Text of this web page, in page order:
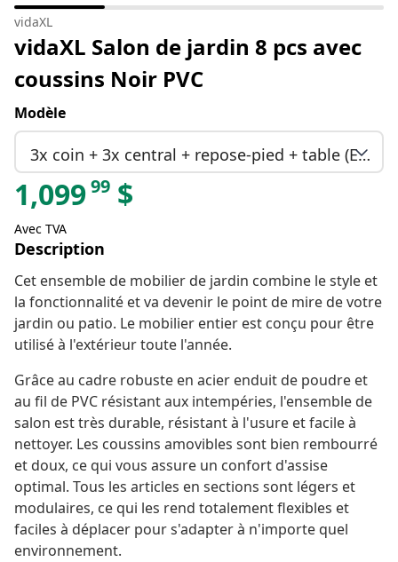
vidaXL
vidaXL Salon de jardin 8 pcs avec
coussins Noir PVC
Modèle
3x coin + 3x central + repose-pied + table (En rupture de stock)
1,09999 $
Avec TVA
Description
Cet ensemble de mobilier de jardin combine le style et
la fonctionnalité et va devenir le point de mire de votre
jardin ou patio. Le mobilier entier est conçu pour être
utilisé à l'extérieur toute l'année.
Grâce au cadre robuste en acier enduit de poudre et
au fil de PVC résistant aux intempéries, l'ensemble de
salon est très durable, résistant à l'usure et facile à
nettoyer. Les coussins amovibles sont bien rembourré
et doux, ce qui vous assure un confort d'assise
optimal. Tous les articles en sections sont légers et
modulaires, ce qui les rend totalement flexibles et
faciles à déplacer pour s'adapter à n'importe quel
environnement.